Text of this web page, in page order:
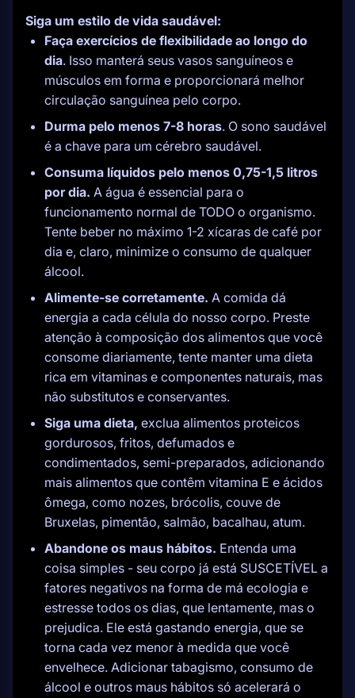
Siga um estilo de vida saudável:
Faça exercícios de flexibilidade ao longo do
dia. Isso manterá seus vasos sanguíneos e
músculos em forma e proporcionará melhor
circulação sanguínea pelo corpo.
Durma pelo menos 7-8 horas. O sono saudável
é a chave para um cérebro saudável.
Consuma líquidos pelo menos 0,75-1,5 litros
por dia. A água é essencial para o
funcionamento normal de TODO o organismo.
Tente beber no máximo 1-2 xícaras de café por
dia e, claro, minimize o consumo de qualquer
álcool.
Alimente-se corretamente. A comida dá
energia a cada célula do nosso corpo. Preste
atenção à composição dos alimentos que você
consome diariamente, tente manter uma dieta
rica em vitaminas e componentes naturais, mas
não substitutos e conservantes.
Siga uma dieta, exclua alimentos proteicos
gordurosos, fritos, defumados e
condimentados, semi-preparados, adicionando
mais alimentos que contêm vitamina E e ácidos
ômega, como nozes, brócolis, couve de
Bruxelas, pimentão, salmão, bacalhau, atum.
Abandone os maus hábitos. Entenda uma
coisa simples - seu corpo já está SUSCETÍVEL a
fatores negativos na forma de má ecologia e
estresse todos os dias, que lentamente, mas o
prejudica. Ele está gastando energia, que se
torna cada vez menor à medida que você
envelhece. Adicionar tabagismo, consumo de
álcool e outros maus hábitos só acelerará o